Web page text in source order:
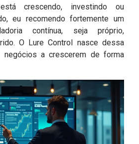
crescendo, investindo ou
eu recomendo fortemente um
contínua, seja próprio,
O Lure Control nasce dessa
negócios a crescerem de forma